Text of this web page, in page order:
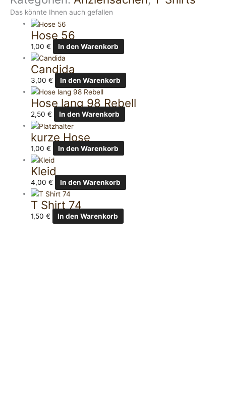
Das könnte Ihnen auch gefallen
Hose 56
1,00€ In den Warenkorb
Candida
3,00€ In den Warenkorb
Hose lang 98 Rebell
2,50€ In den Warenkorb
kurze Hose
1,00€ In den Warenkorb
Kleid
4,00€ In den Warenkorb
T Shirt 74
1,50€ In den Warenkorb